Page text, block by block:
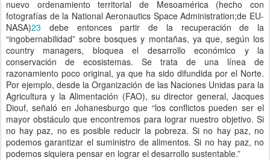
nuevo ordenamiento territorial de Mesoamérica (hecho con
fotografías de la National Aeronautics Space Administration;de EU-
NASA)23 debe entonces partir de la recuperación de la
“ingobernabilidad” sobre bosques y montañas, ya que, según los
country managers, bloquea el desarrollo económico y la
conservación de ecosistemas. Se trata de una línea de
razonamiento poco original, ya que ha sido difundida por el Norte.
Por ejemplo, desde la Organización de las Naciones Unidas para la
Agricultura y la Alimentación (FAO), su director general, Jacques
Diouf, señaló en Johanesburgo que “los conflictos pueden ser el
mayor obstáculo que encontremos para lograr nuestro objetivo. Si
no hay paz, no es posible reducir la pobreza. Si no hay paz, no
podemos garantizar el suministro de alimentos. Si no hay paz, no
podemos siquiera pensar en lograr el desarrollo sustentable.”